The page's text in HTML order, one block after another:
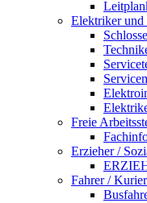
Elektriker und
Freie
Erzieher /
Fahrer / Kurier